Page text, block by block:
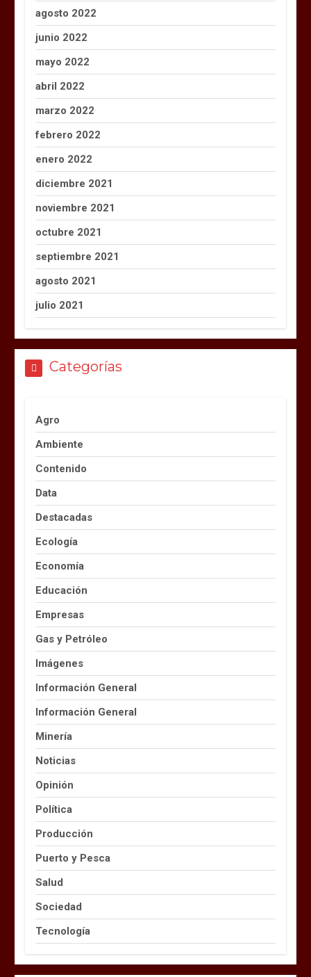
agosto 2022
junio 2022
mayo 2022
abril 2022
marzo 2022
febrero 2022
enero 2022
diciembre 2021
noviembre 2021
octubre 2021
septiembre 2021
agosto 2021
julio 2021
Categorías
Agro
Ambiente
Contenido
Data
Destacadas
Ecología
Economía
Educación
Empresas
Gas y Petróleo
Imágenes
Información General
Información General
Minería
Noticias
Opinión
Política
Producción
Puerto y Pesca
Salud
Sociedad
Tecnología